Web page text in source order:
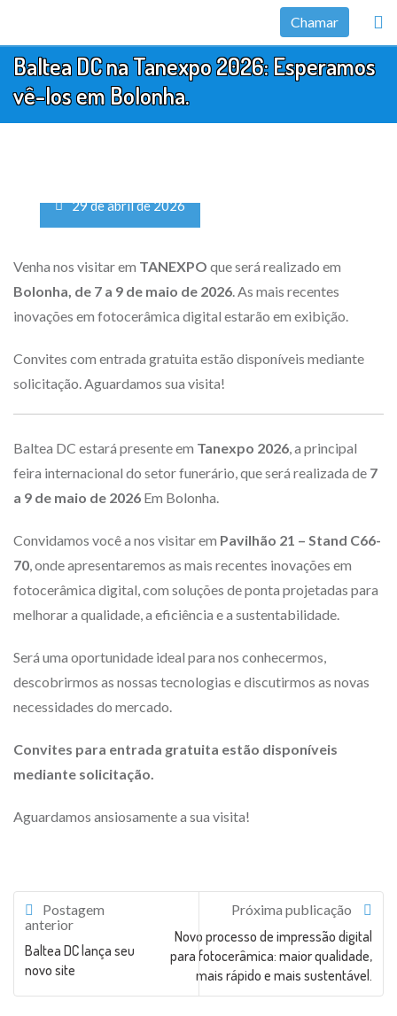
conteúdo
Chamar
Baltea DC na Tanexpo 2026: Esperamos
vê-los em Bolonha.
29 de abril de 2026
Venha nos visitar em TANEXPO que será realizado em
Bolonha, de 7 a 9 de maio de 2026. As mais recentes
inovações em fotocerâmica digital estarão em exibição.
Convites com entrada gratuita estão disponíveis mediante
solicitação. Aguardamos sua visita!
Baltea DC estará presente em Tanexpo 2026, a principal
feira internacional do setor funerário, que será realizada de 7
a 9 de maio de 2026 Em Bolonha.
Convidamos você a nos visitar em Pavilhão 21 – Stand C66-
70, onde apresentaremos as mais recentes inovações em
fotocerâmica digital, com soluções de ponta projetadas para
melhorar a qualidade, a eficiência e a sustentabilidade.
Será uma oportunidade ideal para nos conhecermos,
descobrirmos as nossas tecnologias e discutirmos as novas
necessidades do mercado.
Convites para entrada gratuita estão disponíveis
mediante solicitação.
Aguardamos ansiosamente a sua visita!
Postagem
anterior
Baltea DC lança seu
novo site
Próxima publicação
Novo processo de impressão digital
para fotocerâmica: maior qualidade,
mais rápido e mais sustentável.